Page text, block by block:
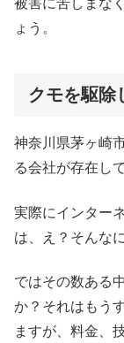
ょう。
クモを駆除
神奈川県茅ヶ崎
る会社が存在し
実際にインター
は、え？そんな
ではその数ある
か？それはもう
ますが、料金、